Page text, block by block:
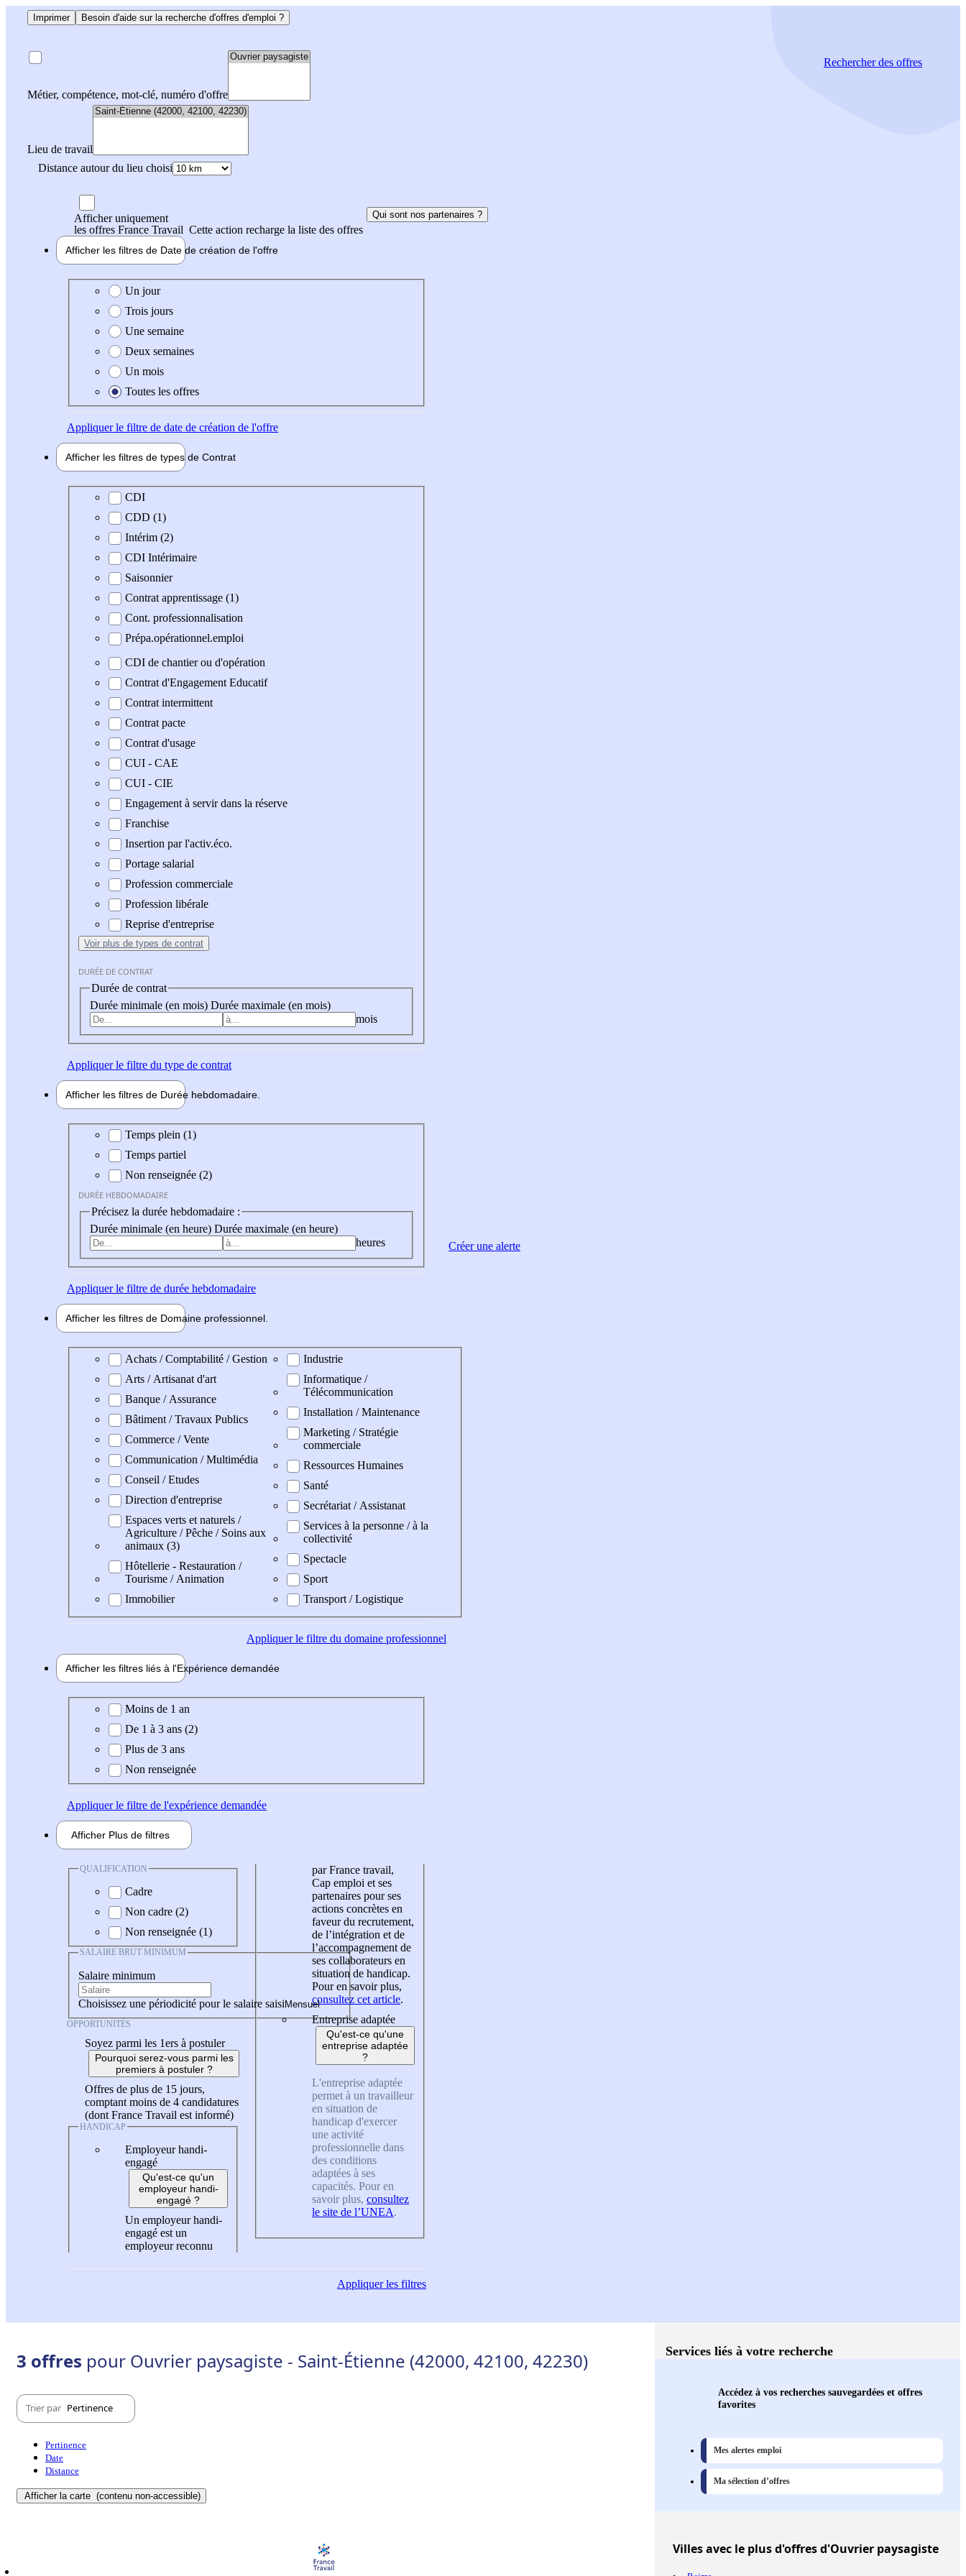
Imprimer Besoin d'aide sur la recherche d'offres d'emploi ?
Métier, compétence, mot-clé, numéro d'offre
Lieu de travail
Distance autour du lieu choisi
Rechercherdes offres
Afficher uniquement
les offres France Travail Cette action recharge la liste des offres
Qui sont nos partenaires ?
Afficher les filtres de Date de création de l'offre
Date de création de l'offre
Un jour
Trois jours
Une semaine
Deux semaines
Un mois
Toutes les offres
Appliquerle filtre de date de création de l'offre
Afficher les filtres de types de Contrat
Type de contrat
CDI
CDD (1)
Intérim (2)
CDI Intérimaire
Saisonnier
Contrat apprentissage (1)
Cont. professionnalisation
Prépa.opérationnel.emploi
CDI de chantier ou d'opération
Contrat d'Engagement Educatif
Contrat intermittent
Contrat pacte
Contrat d'usage
CUI - CAE
CUI - CIE
Engagement à servir dans la réserve
Franchise
Insertion par l'activ.éco.
Portage salarial
Profession commerciale
Profession libérale
Reprise d'entreprise
Voir plus de types de contrat
DURÉE DE CONTRAT
Durée de contrat
Durée minimale (en mois) Durée maximale (en mois)
mois
Appliquerle filtre du type de contrat
Afficher les filtres de Durée hebdomadaire
Durée hebdomadaire
Temps plein (1)
Temps partiel
Non renseignée (2)
DURÉE HEBDOMADAIRE
Précisez la durée hebdomadaire :
Durée minimale (en heure) Durée maximale (en heure)
heures
Appliquerle filtre de durée hebdomadaire
Afficher les filtres de Domaine professionnel
Domaine professionel
Achats / Comptabilité / Gestion
Arts / Artisanat d'art
Banque / Assurance
Bâtiment / Travaux Publics
Commerce / Vente
Communication / Multimédia
Conseil / Etudes
Direction d'entreprise
Espaces verts et naturels /
Agriculture / Pêche / Soins aux
animaux (3)
Hôtellerie - Restauration /
Tourisme / Animation
Immobilier
Industrie
Informatique /
Télécommunication
Installation / Maintenance
Marketing / Stratégie
commerciale
Ressources Humaines
Santé
Secrétariat / Assistanat
Services à la personne / à la
collectivité
Spectacle
Sport
Transport / Logistique
Appliquerle filtre du domaine professionnel
Afficher les filtres liés à l'Expérience demandée
Expérience demandée
Moins de 1 an
De 1 à 3 ans (2)
Plus de 3 ans
Non renseignée
Appliquerle filtre de l'expérience demandée
Afficher Plus de filtres
QUALIFICATION
Cadre
Non cadre (2)
Non renseignée (1)
SALAIRE BRUT MINIMUM
Salaire minimum
Choisissez une périodicité pour le salaire saisi
OPPORTUNITÉS
Soyez parmi les 1ers à postuler
Pourquoi serez-vous parmi les
premiers à postuler ?
Offres de plus de 15 jours,
comptant moins de 4 candidatures
(dont France Travail est informé)
HANDICAP
Employeur handi-
engagé
Qu'est-ce qu'un
employeur handi-
engagé ?
Un employeur handi-
engagé est un
employeur reconnu
par France travail,
Cap emploi et ses
partenaires pour ses
actions concrètes en
faveur du recrutement,
de l’intégration et de
l’accompagnement de
ses collaborateurs en
situation de handicap.
Pour en savoir plus,
consultez cet article.
Entreprise adaptée
Qu'est-ce qu'une
entreprise adaptée
?
L'entreprise adaptée
permet à un travailleur
en situation de
handicap d'exercer
une activité
professionnelle dans
des conditions
adaptées à ses
capacités. Pour en
savoir plus, consultez
le site de l’UNEA.
Appliquerles filtres
Créer une alerte
3 offres pour Ouvrier paysagiste - Saint-Étienne (42000, 42100, 42230)
Trier par Pertinence
Pertinence
Date
Distance
Afficher la carte (contenu non-accessible)
Services liés à votre recherche
Accédez à vos recherches sauvegardées et offres
favorites
Mes alertes emploi
Ma sélection d’offres
Villesavec le plus d'offres d'Ouvrier paysagiste